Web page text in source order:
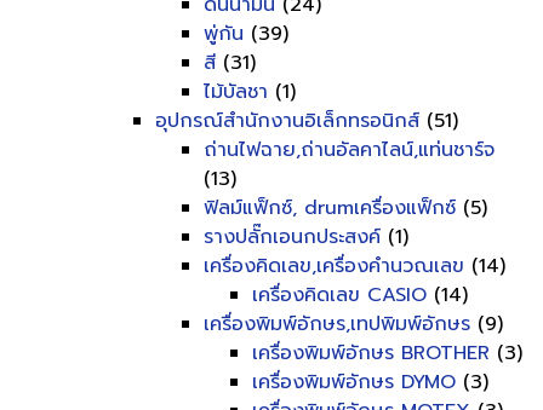
พู่กัน (39)
สี (31)
ไม้บัลชา (1)
อุปกรณ์สำนักงานอิเล็กทรอนิกส์ (51)
ถ่านไฟฉาย,ถ่านอัลคาไลน์,แท่นชาร์จ
(13)
ฟิลม์แฟ็กซ์, drumเครื่องแฟ็กซ์ (5)
รางปลั๊กเอนกประสงค์ (1)
เครื่องคิดเลข,เครื่องคำนวณเลข (14)
เครื่องคิดเลข CASIO (14)
เครื่องพิมพ์อักษร,เทปพิมพ์อักษร (9)
เครื่องพิมพ์อักษร BROTHER (3)
เครื่องพิมพ์อักษร DYMO (3)